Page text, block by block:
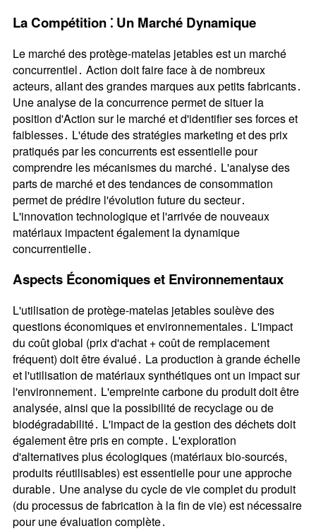
La Compétition ⁚ Un Marché Dynamique
Le marché des protège-matelas jetables est un marché
concurrentiel․ Action doit faire face à de nombreux
acteurs, allant des grandes marques aux petits fabricants․
Une analyse de la concurrence permet de situer la
position d'Action sur le marché et d'identifier ses forces et
faiblesses․ L'étude des stratégies marketing et des prix
pratiqués par les concurrents est essentielle pour
comprendre les mécanismes du marché․ L'analyse des
parts de marché et des tendances de consommation
permet de prédire l'évolution future du secteur․
L'innovation technologique et l'arrivée de nouveaux
matériaux impactent également la dynamique
concurrentielle․
Aspects Économiques et Environnementaux
L'utilisation de protège-matelas jetables soulève des
questions économiques et environnementales․ L'impact
du coût global (prix d'achat + coût de remplacement
fréquent) doit être évalué․ La production à grande échelle
et l'utilisation de matériaux synthétiques ont un impact sur
l'environnement․ L'empreinte carbone du produit doit être
analysée, ainsi que la possibilité de recyclage ou de
biodégradabilité․ L'impact de la gestion des déchets doit
également être pris en compte․ L'exploration
d'alternatives plus écologiques (matériaux bio-sourcés,
produits réutilisables) est essentielle pour une approche
durable․ Une analyse du cycle de vie complet du produit
(du processus de fabrication à la fin de vie) est nécessaire
pour une évaluation complète․